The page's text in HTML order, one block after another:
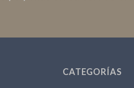
CATEGORÍAS